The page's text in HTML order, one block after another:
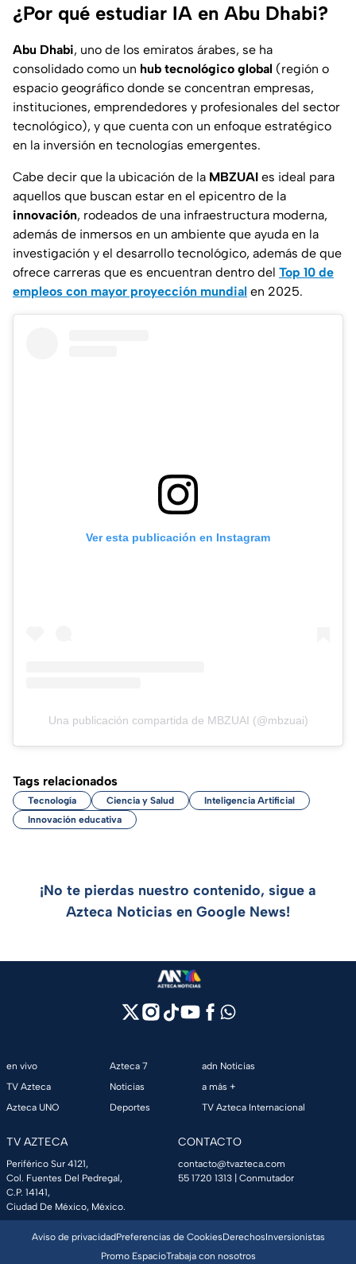
¿Por qué estudiar IA en Abu Dhabi?
Abu Dhabi, uno de los emiratos árabes, se ha
consolidado como un hub tecnológico global (región o
espacio geográfico donde se concentran empresas,
instituciones, emprendedores y profesionales del sector
tecnológico), y que cuenta con un enfoque estratégico
en la inversión en tecnologías emergentes.
Cabe decir que la ubicación de la MBZUAI es ideal para
aquellos que buscan estar en el epicentro de la
innovación, rodeados de una infraestructura moderna,
además de inmersos en un ambiente que ayuda en la
investigación y el desarrollo tecnológico, además de que
ofrece carreras que es encuentran dentro del Top 10 de
empleos con mayor proyección mundial en 2025.
Ver esta publicación en Instagram
Una publicación compartida de MBZUAI (@mbzuai)
Tags relacionados
Tecnología Ciencia y Salud
Inteligencia Artificial
Innovación educativa
¡No te pierdas nuestro contenido, sigue a
Azteca Noticias en Google News!
en vivo
TV Azteca
Azteca UNO
Azteca 7
Noticias
Deportes
adn Noticias
a más +
TV Azteca Internacional
TV AZTECA
Periférico Sur 4121,
Col. Fuentes Del Pedregal,
C.P. 14141,
Ciudad De México, México.
CONTACTO
contacto@tvazteca.com
55 1720 1313 | Conmutador
Aviso de privacidadPreferencias de CookiesDerechosInversionistas
Promo EspacioTrabaja con nosotros